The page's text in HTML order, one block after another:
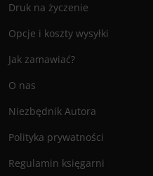
Druk na życzenie
Opcje i koszty wysyłki
Jak zamawiać?
O nas
Niezbędnik Autora
Polityka prywatności
Regulamin księgarni